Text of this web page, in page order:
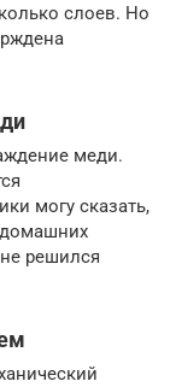
слоев. Но
меди.
могу сказать,
решился